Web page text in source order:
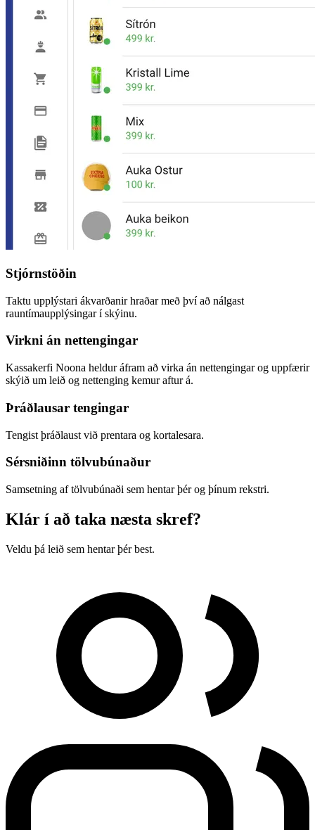
Stjórnstöðin
Taktu upplýstari ákvarðanir hraðar með því að nálgast
rauntímaupplýsingar í skýinu.
Virkni án nettengingar
Kassakerfi Noona heldur áfram að virka án nettengingar og uppfærir
skýið um leið og nettenging kemur aftur á.
Þráðlausar tengingar
Tengist þráðlaust við prentara og kortalesara.
Sérsniðinn tölvubúnaður
Samsetning af tölvubúnaði sem hentar þér og þínum rekstri.
Klár í að taka næsta skref?
Veldu þá leið sem hentar þér best.